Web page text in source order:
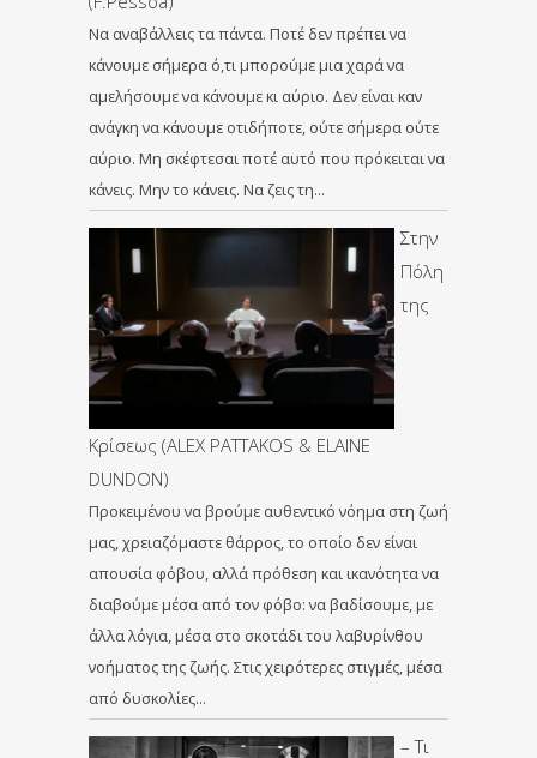
Να αναβάλλεις τα πάντα. Ποτέ δεν πρέπει να
κάνουμε σήμερα ό,τι μπορούμε μια χαρά να
αμελήσουμε να κάνουμε κι αύριο. Δεν είναι καν
ανάγκη να κάνουμε οτιδήποτε, ούτε σήμερα ούτε
αύριο. Μη σκέφτεσαι ποτέ αυτό που πρόκειται να
κάνεις. Μην το κάνεις. Να ζεις τη…
Στην
Πόλη
της
Κρίσεως (ALEX PATTAKOS & ELAINE
DUNDON)
Προκειμένου να βρούμε αυθεντικό νόημα στη ζωή
μας, χρειαζόμαστε θάρρος, το οποίο δεν είναι
απουσία φόβου, αλλά πρόθεση και ικανότητα να
διαβούμε μέσα από τον φόβο: να βαδίσουμε, με
άλλα λόγια, μέσα στο σκοτάδι του λαβυρίνθου
νοήματος της ζωής. Στις χειρότερες στιγμές, μέσα
από δυσκολίες…
– Τι